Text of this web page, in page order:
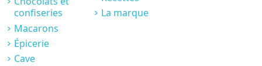
confiseries
Macarons
Épicerie
Cave
La marque